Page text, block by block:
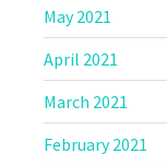
May 2021
April 2021
March 2021
February 2021